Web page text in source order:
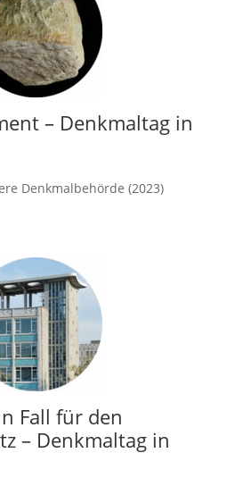
– Denkmaltag in
Denkmalbehörde (2023)
Fall für den
– Denkmaltag in